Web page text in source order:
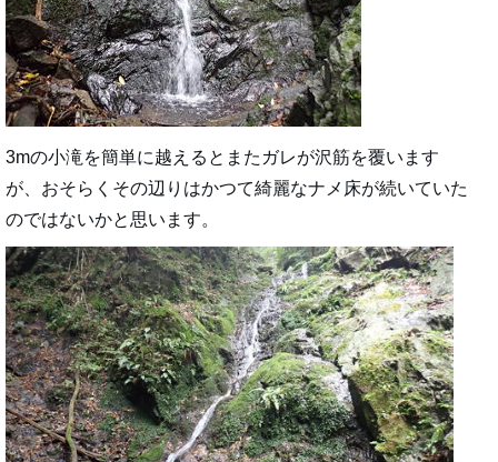
3mの小滝を簡単に越えるとまたガレが沢筋を覆います
が、おそらくその辺りはかつて綺麗なナメ床が続いていた
のではないかと思います。